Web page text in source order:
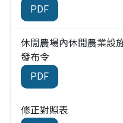
PDF
休閒農場內休閒農業設
發布令
PDF
修正對照表